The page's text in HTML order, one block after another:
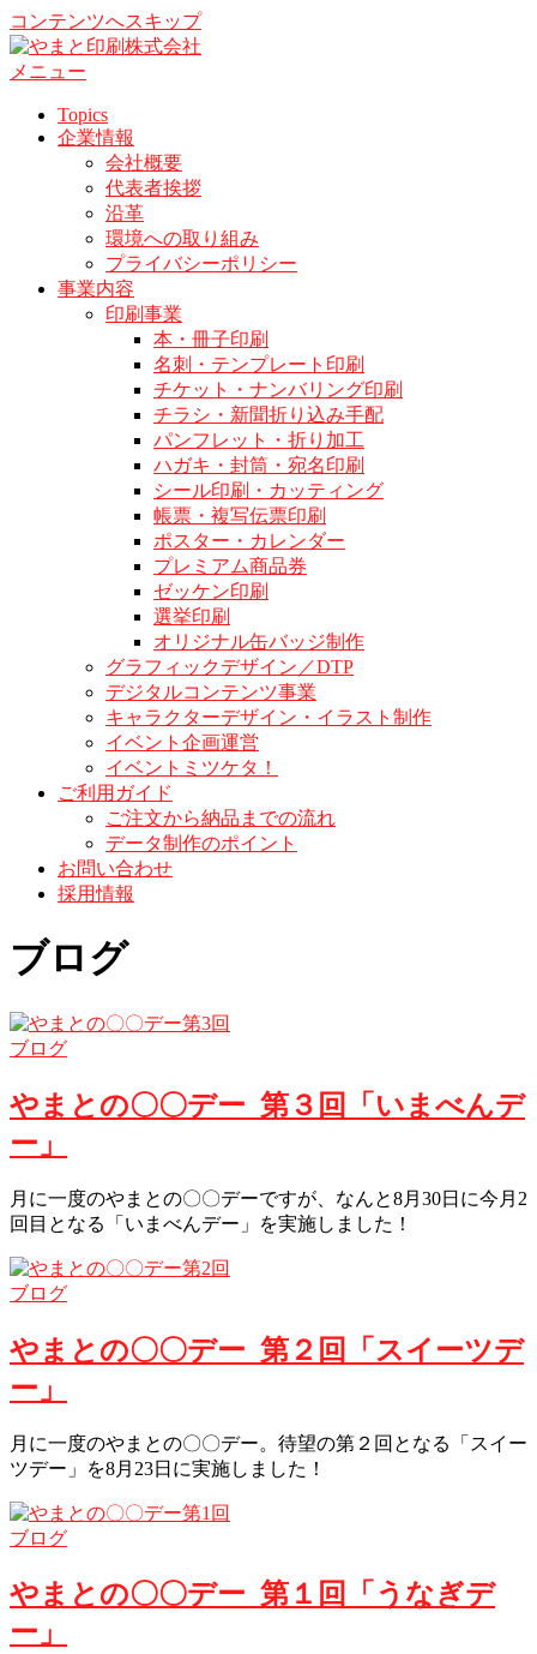
コンテンツへスキップ
メニュー
Topics
企業情報
会社概要
代表者挨拶
沿革
環境への取り組み
プライバシーポリシー
事業内容
印刷事業
本・冊子印刷
名刺・テンプレート印刷
チケット・ナンバリング印刷
チラシ・新聞折り込み手配
パンフレット・折り加工
ハガキ・封筒・宛名印刷
シール印刷・カッティング
帳票・複写伝票印刷
ポスター・カレンダー
プレミアム商品券
ゼッケン印刷
選挙印刷
オリジナル缶バッジ制作
グラフィックデザイン／DTP
デジタルコンテンツ事業
キャラクターデザイン・イラスト制作
イベント企画運営
イベントミツケタ！
ご利用ガイド
ご注文から納品までの流れ
データ制作のポイント
お問い合わせ
採用情報
ブログ
ブログ
やまとの〇〇デー_第３回「いまべんデ
ー」
月に一度のやまとの〇〇デーですが、なんと8月30日に今月2
回目となる「いまべんデー」を実施しました！
ブログ
やまとの〇〇デー_第２回「スイーツデ
ー」
月に一度のやまとの〇〇デー。待望の第２回となる「スイー
ツデー」を8月23日に実施しました！
ブログ
やまとの〇〇デー_第１回「うなぎデ
ー」